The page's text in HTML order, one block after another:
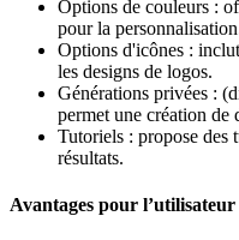
Options de couleurs :
pour la
Options d'icônes :
les designs de logos.
Générations privées :
permet une création de
Tutoriels : propose des
résultats.
Avantages pour l’utilisateur